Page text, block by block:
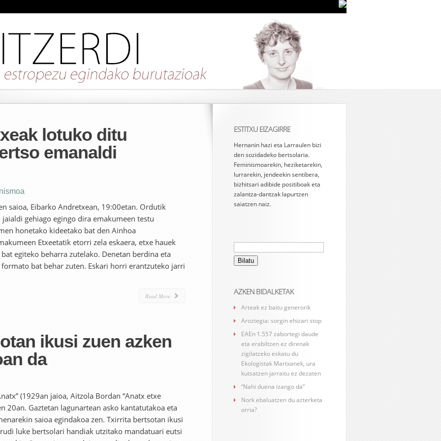
lotuko ditu
emanaldi
saioa, Eibarko Andretxean, 19:00etan. Ordutik
gehiago egingo dira emakumeen testu
honetako kideetako bat den Ainhoa
Etxeetatik etorri zela eskaera, etxe hauek
egiteko beharra zutelako. Denetan berdina eta
bat behar zuten. Eskari horri erantzuteko jarri
Read More
ikusi zuen azken
da
(1929an jaioa, Aitzola Bordan “Anatx etxe
20an. Gaztetan lagunartean asko kantatutakoa eta
saioa egindakoa zen. Txirrita bertsotan ikusi
luke bertsolari handiak utzitako mandatuari eutsi
ESTITXU EIZAGIRRE
Hernanin hazi eta Larraulen bizi
den sozidadeko bertsolaria.
Feminismoarekin, heziketarekin,
lurrarekin, jendeekin sentibera,
bizhitsari adibide positiboak eta
zalantza-dantzak lapurtzen
saiatzen naiz.
Bilatu:
AZKEN BIDALKETAK
Arteak ez baitu generorik
Aroztegia: sorgin ehizari stop
EAEn 1.557 zabortegi daude
eta erabiltzen ez direnak
zigilatzeko eskatu du
Ekologistak Martxanek, ura
kutsatzen jarraitu ez dezaten
“Nahi duena izango da”
Nork ebaluatzen du azterketa
orria?